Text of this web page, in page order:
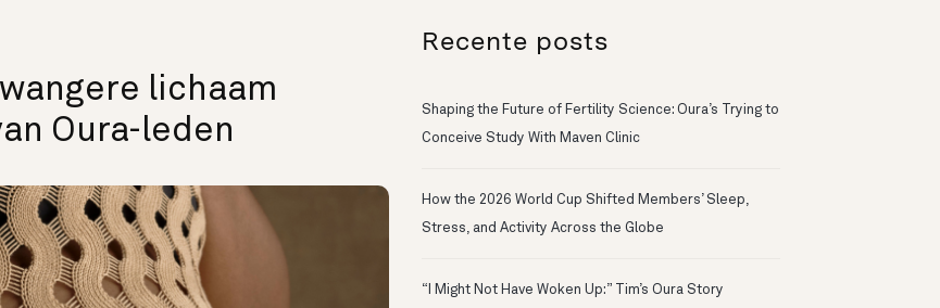
lichaam
Oura-leden
Recente posts
Shaping the Future of Fertility Science: Oura’s Trying to
Conceive Study With Maven Clinic
How the 2026 World Cup Shifted Members’ Sleep,
Stress, and Activity Across the Globe
“I Might Not Have Woken Up:” Tim’s Oura Story